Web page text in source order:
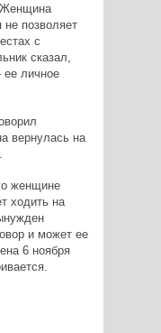
Женщина
не позволяет
с
сказал,
личное
вернулась на
женщине
ходить на
и может ее
6 ноября